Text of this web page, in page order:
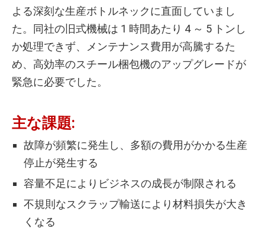
よる深刻な生産ボトルネックに直面していまし
た。同社の旧式機械は 1 時間あたり 4 ～ 5 トンし
か処理できず、メンテナンス費用が高騰するた
め、高効率のスチール梱包機のアップグレードが
緊急に必要でした。
主な課題:
故障が頻繁に発生し、多額の費用がかかる生産
停止が発生する
容量不足によりビジネスの成長が制限される
不規則なスクラップ輸送により材料損失が大き
くなる